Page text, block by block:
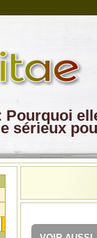
Pourquoi
sérieux